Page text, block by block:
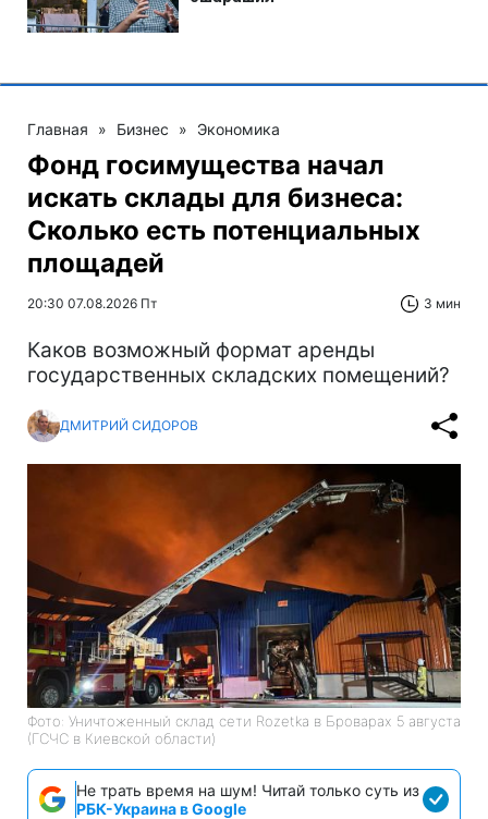
Главная » Бизнес » Экономика
Фонд госимущества начал
искать склады для бизнеса:
Сколько есть потенциальных
площадей
20:30 07.08.2026 Пт 3 мин
Каков возможный формат аренды
государственных складских помещений?
ДМИТРИЙ СИДОРОВ
Фото: Уничтоженный склад сети Rozetka в Броварах 5 августа
(ГСЧС в Киевской области)
Не трать время на шум! Читай только суть из
РБК-Украина в Google